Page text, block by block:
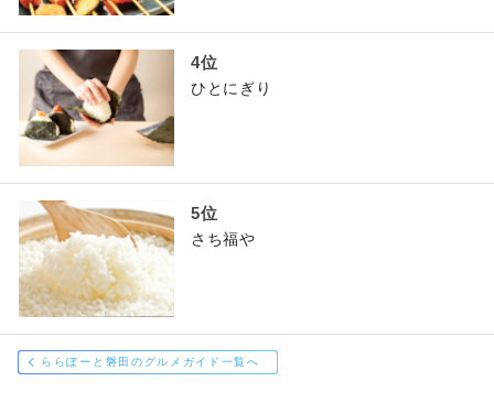
ひとにぎり
さち福や
ららぽーと磐田のグルメガイド一覧へ